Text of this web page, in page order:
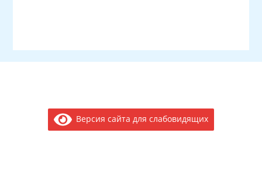
Версия сайта для слабовидящих